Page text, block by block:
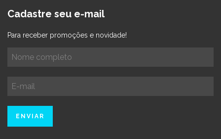
Cadastre seu e-mail
Para receber promoções e novidade!